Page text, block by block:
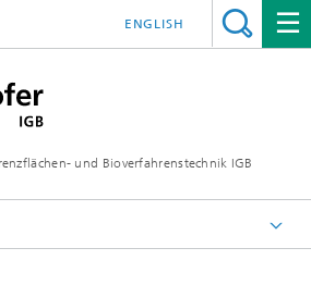
und Bioverfahrenstechnik IGB
ENGLISH